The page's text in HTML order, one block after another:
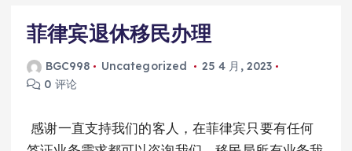
菲律宾退休移民办理
BGC998 Uncategorized
25 4 月, 2023
0 评论
感谢一直支持我们的客人，在菲律宾只要有任何